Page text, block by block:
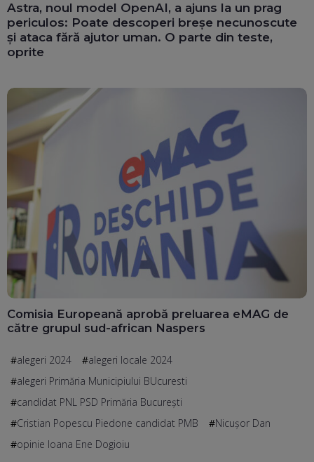
Astra, noul model OpenAI, a ajuns la un prag
periculos: Poate descoperi breșe necunoscute
și ataca fără ajutor uman. O parte din teste,
oprite
Comisia Europeană aprobă preluarea eMAG de
către grupul sud-african Naspers
alegeri 2024
alegeri locale 2024
alegeri Primăria Municipiului BUcuresti
candidat PNL PSD Primăria București
Cristian Popescu Piedone candidat PMB
Nicușor Dan
opinie Ioana Ene Dogioiu